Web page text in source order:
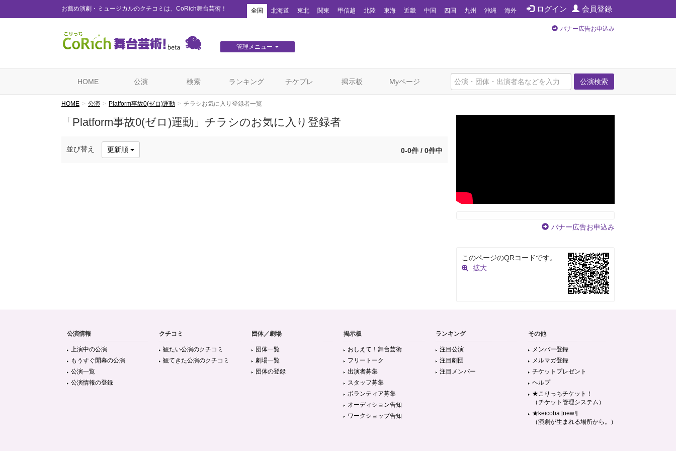
お薦め演劇・ミュージカルのクチコミは、CoRich舞台芸術！ ログイン 会員登録
全国 北海道 東北 関東 甲信越 北陸 東海 近畿 中国 四国 九州 沖縄 海外
管理メニュー
バナー広告お申込み
公演検索
HOME 公演 検索 ランキング チケプレ 掲示板 Myページ
HOME 公演 Platform事故0(ゼロ)運動 チラシお気に入り登録者一覧
「Platform事故0(ゼロ)運動」チラシのお気に入り登録者
並び替え 更新順 0-0件 / 0件中
バナー広告お申込み
このページのQRコードです。
拡大
公演情報
上演中の公演
もうすぐ開幕の公演
公演一覧
公演情報の登録
クチコミ
観たい公演のクチコミ
観てきた公演のクチコミ
団体／劇場
団体一覧
劇場一覧
団体の登録
掲示板
おしえて！舞台芸術
フリートーク
出演者募集
スタッフ募集
ボランティア募集
オーディション告知
ワークショップ告知
ランキング
注目公演
注目劇団
注目メンバー
その他
メンバー登録
メルマガ登録
チケットプレゼント
ヘルプ
★こりっちチケット！
（チケット管理システム）
★keicoba [new!]
（演劇が生まれる場所から。）